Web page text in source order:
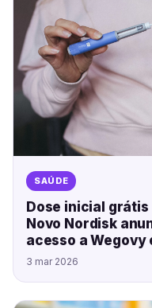
SAÚDE
Dose inicial grátis
Novo Nordisk
acesso a Wegovy
3 mar 2026